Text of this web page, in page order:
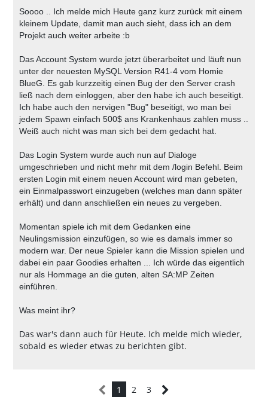
Soooo .. Ich melde mich Heute ganz kurz zurück mit einem
kleinem Update, damit man auch sieht, dass ich an dem
Projekt auch weiter arbeite :b
Das Account System wurde jetzt überarbeitet und läuft nun
unter der neuesten MySQL Version R41-4 vom Homie
BlueG. Es gab kurzzeitig einen Bug der den Server crash
ließ nach dem einloggen, aber den habe ich auch beseitigt.
Ich habe auch den nervigen "Bug" beseitigt, wo man bei
jedem Spawn einfach 500$ ans Krankenhaus zahlen muss ..
Weiß auch nicht was man sich bei dem gedacht hat.
Das Login System wurde auch nun auf Dialoge
umgeschrieben und nicht mehr mit dem /login Befehl. Beim
ersten Login mit einem neuen Account wird man gebeten,
ein Einmalpasswort einzugeben (welches man dann später
erhält) und dann anschließen ein neues zu vergeben.
Momentan spiele ich mit dem Gedanken eine
Neulingsmission einzufügen, so wie es damals immer so
modern war. Der neue Spieler kann die Mission spielen und
dabei ein paar Goodies erhalten ... Ich würde das eigentlich
nur als Hommage an die guten, alten SA:MP Zeiten
einführen.
Was meint ihr?
Das war's dann auch für Heute. Ich melde mich wieder,
sobald es wieder etwas zu berichten gibt.
1 2 3